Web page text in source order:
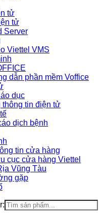
tử
tử
Server
Viettel VMS
dẫn phần mềm Voffice
dục
thông tin điện tử
dịch bệnh
tin cửa hàng
cục cửa hàng Viettel
Vũng Tàu
gặp